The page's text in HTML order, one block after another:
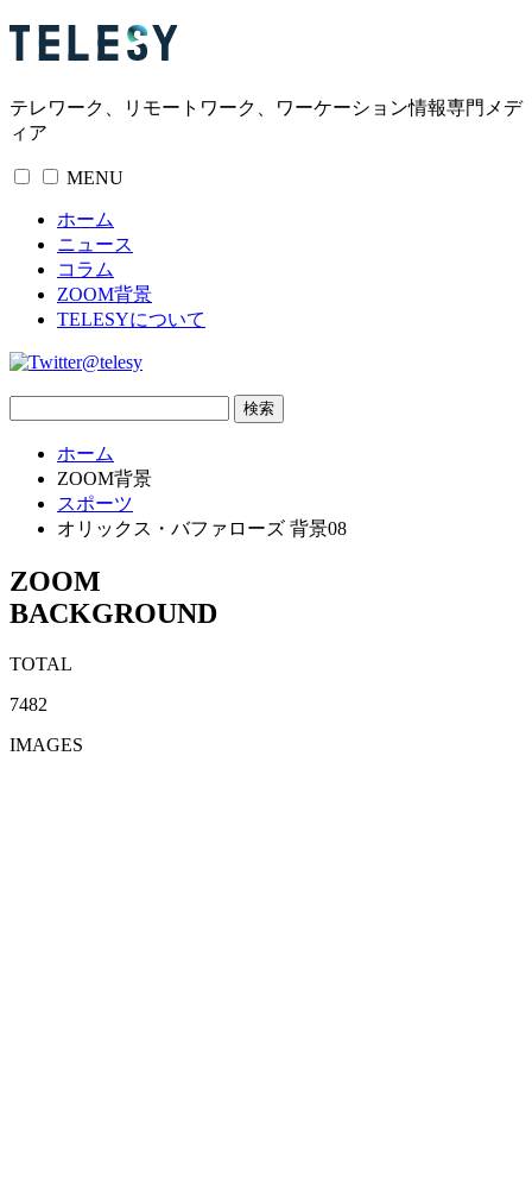
テレワーク、リモートワーク、ワーケーション情報専門メデ
ィア
MENU
ホーム
ニュース
コラム
ZOOM背景
TELESYについて
@telesy
ホーム
ZOOM背景
スポーツ
オリックス・バファローズ 背景08
ZOOM
BACKGROUND
TOTAL
7482
IMAGES